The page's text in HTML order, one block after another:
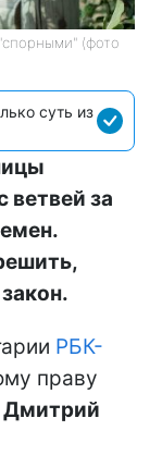
(фото
суть из
ветвей за
РБК-
праву
Дмитрий